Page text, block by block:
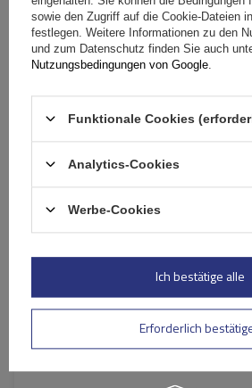
Ihr Produktfoto hinzufügen:
Ihr Vorname
Ihre E-Mail-Adresse
Bewertung
Ähnliche Produkte
sowie den Zugriff auf die Cookie-Dateien
festlegen. Weitere Informationen zu den
und zum Datenschutz finden Sie auch
Nutzungsbedingungen von Google
Funktionale Cookies
Analytics-Cookies
Werbe-Cookies
Erforderlich
Ich bestätige alle